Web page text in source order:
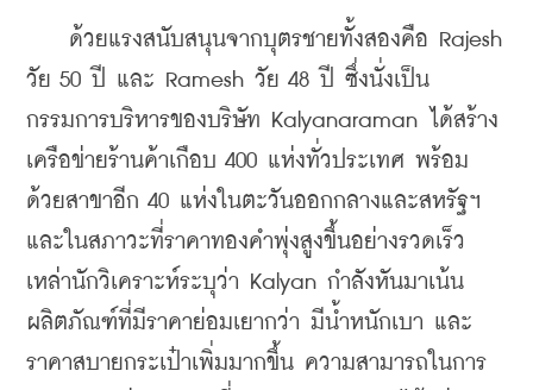
ด้วยแรงสนับสนุนจากบุตรชายทั้งสองคือ Rajesh
วัย 50 ปี และ Ramesh วัย 48 ปี ซึ่งนั่งเป็น
กรรมการบริหารของบริษัท Kalyanaraman ได้สร้าง
เครือข่ายร้านค้าเกือบ 400 แห่งทั่วประเทศ พร้อม
ด้วยสาขาอีก 40 แห่งในตะวันออกกลางและสหรัฐฯ
และในสภาวะที่ราคาทองคำพุ่งสูงขึ้นอย่างรวดเร็ว
เหล่านักวิเคราะห์ระบุว่า Kalyan กำลังหันมาเน้น
ผลิตภัณฑ์ที่มีราคาย่อมเยากว่า มีน้ำหนักเบา และ
ราคาสบายกระเป๋าเพิ่มมากขึ้น ความสามารถในการ